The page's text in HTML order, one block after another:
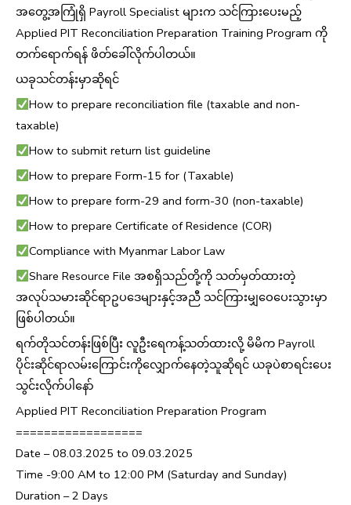
အတွေ့အကြုံရှိ Payroll Specialist များက သင်ကြားပေးမည့်
Applied PIT Reconciliation Preparation Training Program ကို
တက်ရောက်ရန် ဖိတ်ခေါ်လိုက်ပါတယ်။
ယခုသင်တန်းမှာဆိုရင်
How to prepare reconciliation file (taxable and non-
taxable)
How to submit return list guideline
How to prepare Form-15 for (Taxable)
How to prepare form-29 and form-30 (non-taxable)
How to prepare Certificate of Residence (COR)
Compliance with Myanmar Labor Law
Share Resource File အစရှိသည်တို့ကို သတ်မှတ်ထားတဲ့
အလုပ်သမားဆိုင်ရာဥပဒေများနှင့်အညီ သင်ကြားမျှဝေပေးသွားမှာ
ဖြစ်ပါတယ်။
ရက်တိုသင်တန်းဖြစ်ပြီး လူဦးရေကန့်သတ်ထားလို့ မိမိက Payroll
ပိုင်းဆိုင်ရာလမ်းကြောင်းကိုလျှောက်နေတဲ့သူဆိုရင် ယခုပဲစာရင်းပေး
သွင်းလိုက်ပါနော်
Applied PIT Reconciliation Preparation Program
==================
Date – 08.03.2025 to 09.03.2025
Time -9:00 AM to 12:00 PM (Saturday and Sunday)
Duration – 2 Days